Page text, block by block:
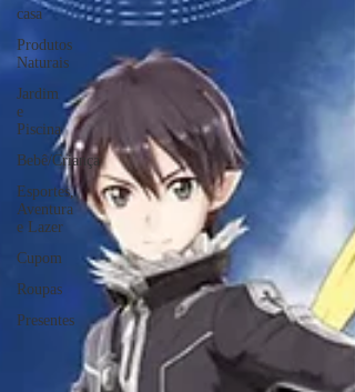
casa
Produtos
Naturais
Jardim
e
Piscina
Bebê/Criança
Esportes,
Aventura
e Lazer
Cupom
Roupas
Presentes